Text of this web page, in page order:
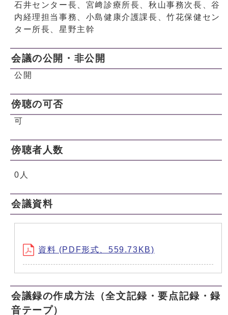
石井センター長、宮﨑診療所長、秋山事務次長、谷
内経理担当事務、小島健康介護課長、竹花保健セン
ター所長、星野主幹
会議の公開・非公開
公開
傍聴の可否
可
傍聴者人数
0人
会議資料
資料 (PDF形式、559.73KB)
会議録の作成方法（全文記録・要点記録・録
音テープ）